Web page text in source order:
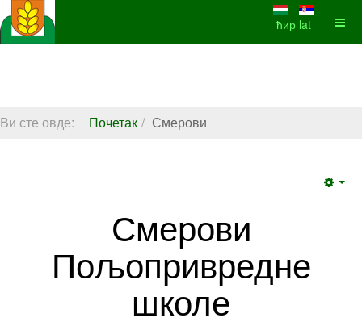
ћир lat
Ви сте овде: Почетак Смерови
Смерови
Пољопривредне
школе